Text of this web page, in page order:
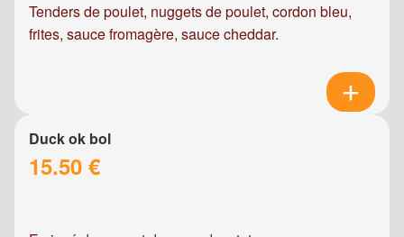
Tenders de poulet, nuggets de poulet, cordon bleu,
frites, sauce fromagère, sauce cheddar.
Duck ok bol
15.50 €